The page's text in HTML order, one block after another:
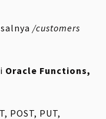
/customers
Oracle Functions,
POST, PUT,